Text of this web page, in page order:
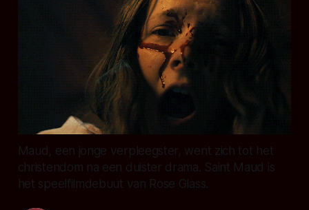
Maud, een jonge verpleegster, went zich tot het
christendom na een duister drama. Saint Maud is
het speelfilmdebuut van Rose Glass.